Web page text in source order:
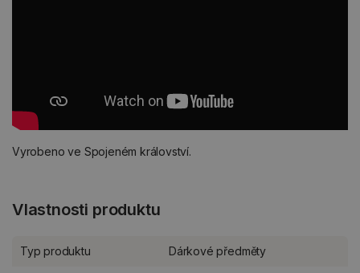
Vyrobeno ve Spojeném království.
Vlastnosti produktu
Typ produktu Dárkové předměty